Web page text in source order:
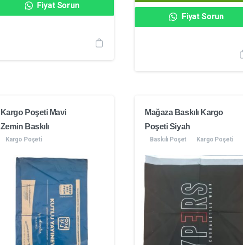
Fiyat Sorun
Fiyat Sorun
Kargo Poşeti Mavi
Zemin Baskılı
Kargo Poşeti
Mağaza Baskılı Kargo
Poşeti Siyah
Baskılı Poşet Kargo Poşeti